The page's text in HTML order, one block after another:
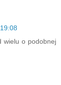
wielu o podobnej